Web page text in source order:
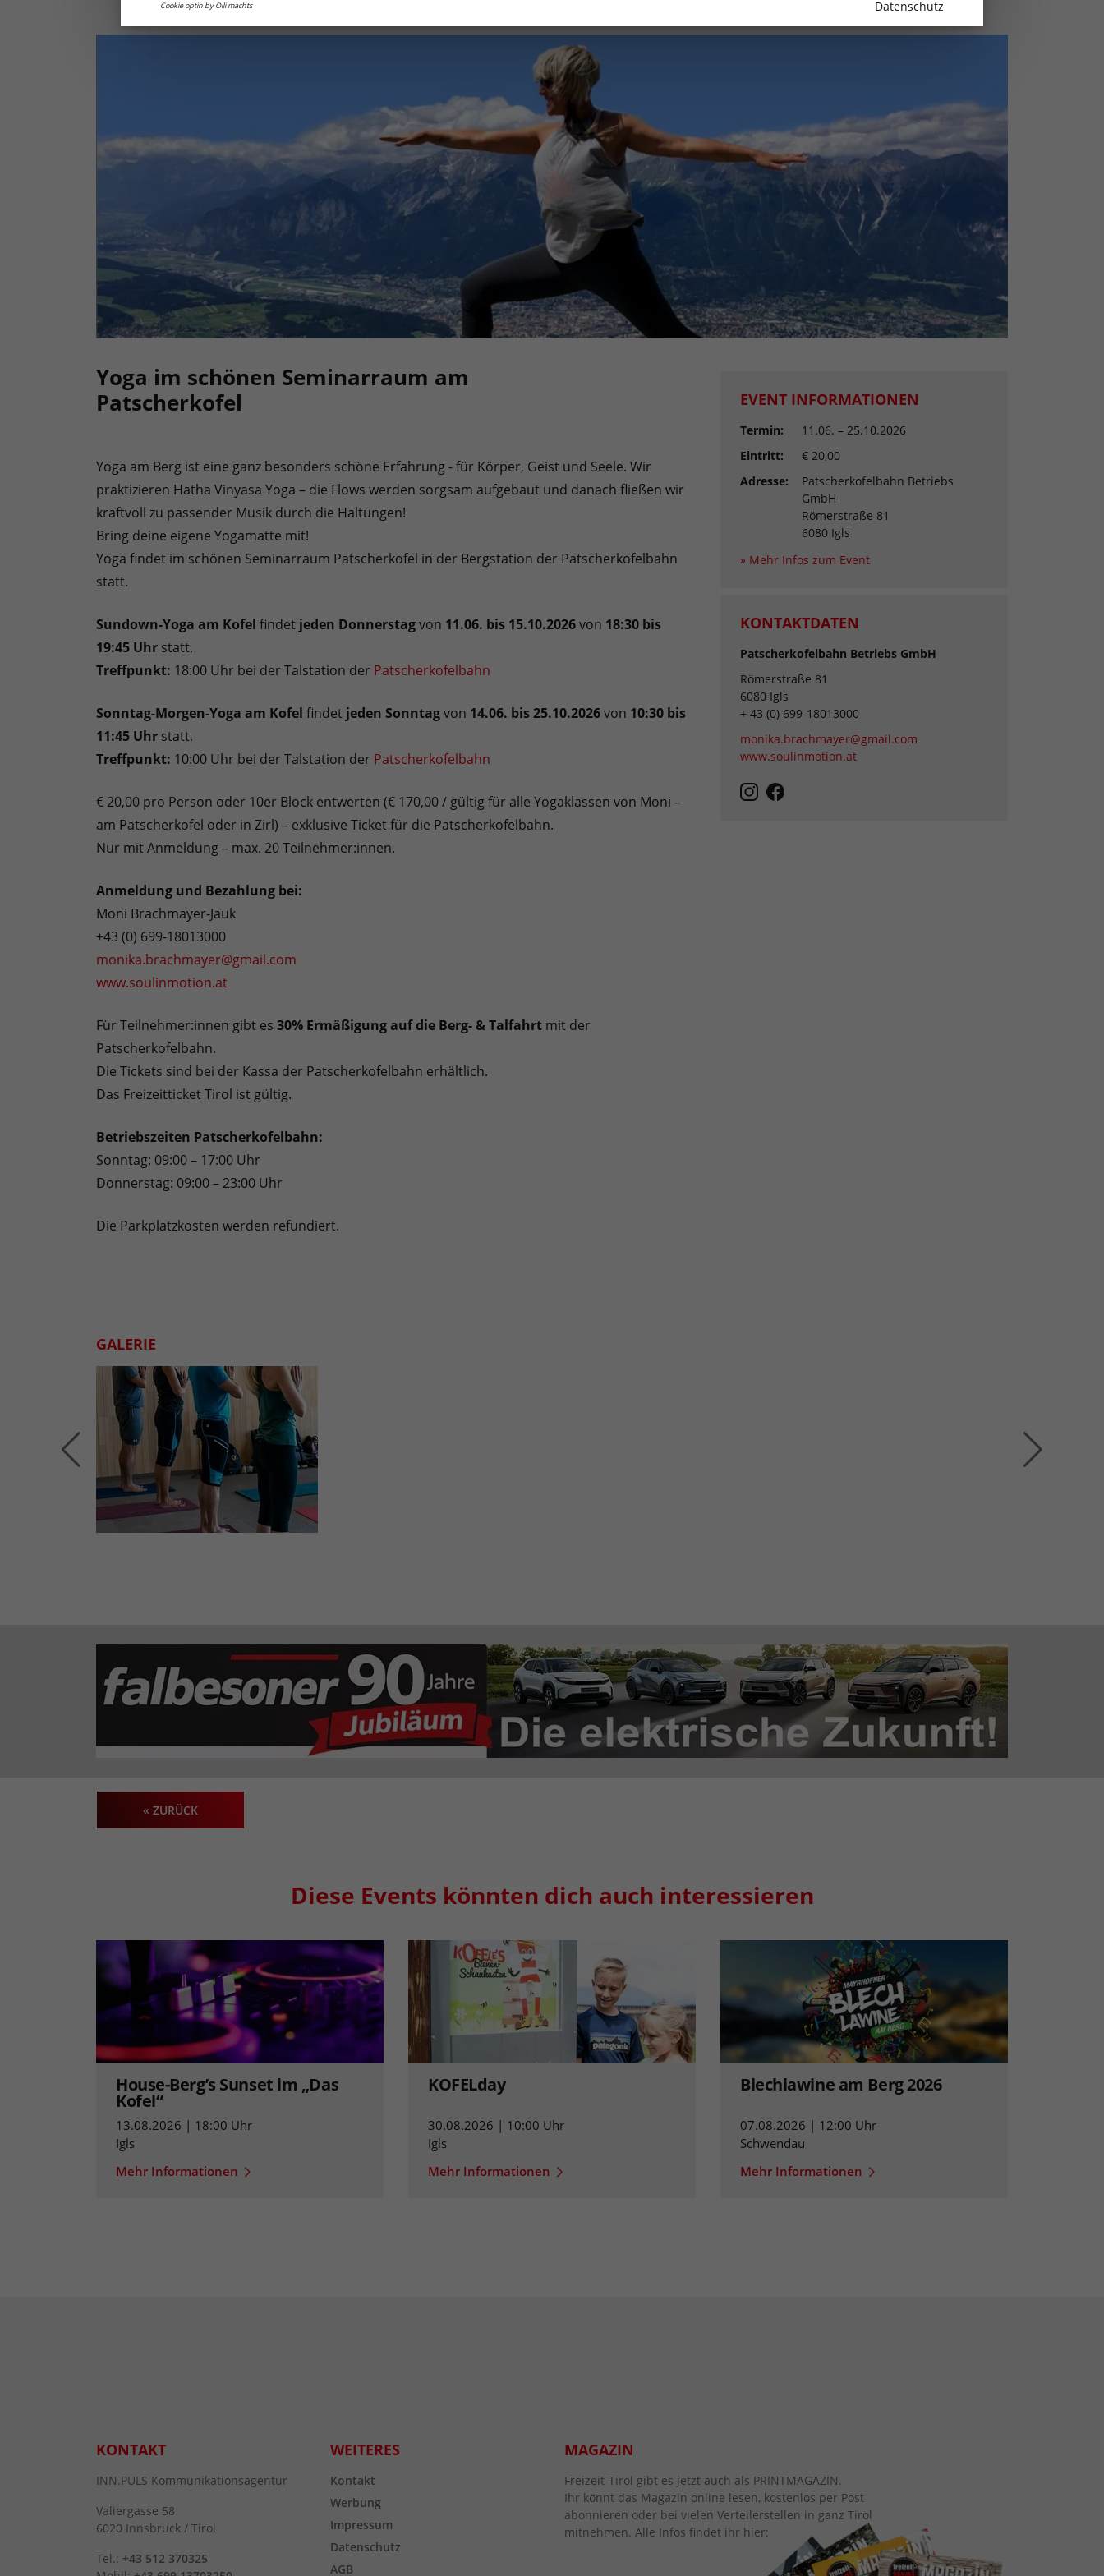
Yoga im schönen Seminarraum am
Patscherkofel
Yoga am Berg ist eine ganz besonders schöne Erfahrung - für Körper, Geist und Seele. Wir
praktizieren Hatha Vinyasa Yoga – die Flows werden sorgsam aufgebaut und danach fließen wir
kraftvoll zu passender Musik durch die Haltungen!
Bring deine eigene Yogamatte mit!
Yoga findet im schönen Seminarraum Patscherkofel in der Bergstation der Patscherkofelbahn
statt.
Sundown-Yoga am Kofel findet jeden Donnerstagvon 11.06. bis 15.10.2026von 18:30 bis
19:45 Uhr statt.
Treffpunkt: 18:00 Uhr bei der Talstation der Patscherkofelbahn
Sonntag-Morgen-Yoga am Kofel findet jeden Sonntagvon 14.06. bis 25.10.2026von 10:30 bis
11:45 Uhr statt.
Treffpunkt: 10:00 Uhr bei der Talstation der Patscherkofelbahn
€ 20,00 pro Person oder 10er Block entwerten (€ 170,00 / gültig für alle Yogaklassen von Moni –
am Patscherkofel oder in Zirl) – exklusive Ticket für die Patscherkofelbahn.
Nur mit Anmeldung – max. 20 Teilnehmer:innen.
Anmeldung und Bezahlung bei:
Moni Brachmayer-Jauk
+43 (0) 699-18013000
monika.brachmayer@gmail.com
www.soulinmotion.at
Für Teilnehmer:innen gibt es 30% Ermäßigung auf die Berg- & Talfahrt mit der
Patscherkofelbahn.
Die Tickets sind bei der Kassa der Patscherkofelbahn erhältlich.
Das Freizeitticket Tirol ist gültig.
Betriebszeiten Patscherkofelbahn:
Sonntag: 09:00 – 17:00 Uhr
Donnerstag: 09:00 – 23:00 Uhr
Die Parkplatzkosten werden refundiert.
EVENT INFORMATIONEN
Termin:
11.06. – 25.10.2026
Eintritt:
€ 20,00
Adresse:
Patscherkofelbahn Betriebs
GmbH
Römerstraße 81
6080 Igls
» Mehr Infos zum Event
KONTAKTDATEN
Patscherkofelbahn Betriebs GmbH
Römerstraße 81
6080 Igls
+ 43 (0) 699-18013000
monika.brachmayer@gmail.com
www.soulinmotion.at
GALERIE
« ZURÜCK
Diese Events könnten dich auch interessieren
House-Berg’s Sunset im „Das
Kofel“
13.08.2026 | 18:00 Uhr
Igls
Mehr Informationen
KOFELday
30.08.2026 | 10:00 Uhr
Igls
Mehr Informationen
Blechlawine am Berg 2026
07.08.2026 | 12:00 Uhr
Schwendau
Mehr Informationen
KONTAKT
INN.PULS Kommunikationsagentur
Valiergasse 58
6020 Innsbruck / Tirol
Tel.: +43 512 370325
WEITERES
Kontakt
Werbung
Impressum
Datenschutz
AGB
MAGAZIN
Freizeit-Tirol gibt es jetzt auch als PRINTMAGAZIN.
Ihr könnt das Magazin online lesen, kostenlos per Post
abonnieren oder bei vielen Verteilerstellen in ganz Tirol
mitnehmen. Alle Infos findet ihr hier:
Cookie optin by Olli machts Datenschutz